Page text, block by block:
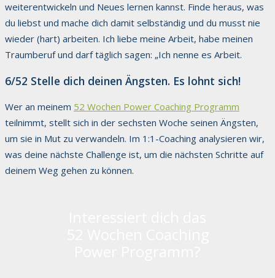
weiterentwickeln und Neues lernen kannst. Finde heraus, was
du liebst und mache dich damit selbständig und du musst nie
wieder (hart) arbeiten. Ich liebe meine Arbeit, habe meinen
Traumberuf und darf täglich sagen: „Ich nenne es Arbeit.
6/52 Stelle dich deinen Ängsten. Es lohnt sich!
Wer an meinem 52 Wochen Power Coaching Programm
teilnimmt, stellt sich in der sechsten Woche seinen Ängsten,
um sie in Mut zu verwandeln. Im 1:1-Coaching analysieren wir,
was deine nächste Challenge ist, um die nächsten Schritte auf
deinem Weg gehen zu können.